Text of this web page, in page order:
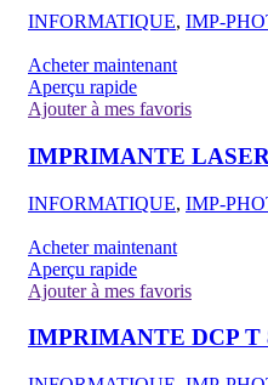
INFORMATIQUE, IMP-
Acheter maintenant
Aperçu rapide
Ajouter à mes favoris
IMPRIMANTE
INFORMATIQUE, IMP-
Acheter maintenant
Aperçu rapide
Ajouter à mes favoris
IMPRIMANTE DCP T